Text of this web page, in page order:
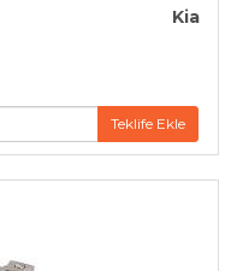
Kia
Teklife Ekle